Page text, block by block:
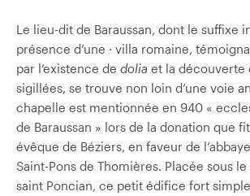
Le lieu-dit de Baraussan, dont le suffixe
présence d’une · villa romaine,
par l’existence de dolia et la découverte
sigillées, se trouve non loin d’une voie
chapelle est mentionnée en 940 «
de Baraussan » lors de la donation que
évêque de Béziers, en faveur de
Saint-Pons de Thomières. Placée sous
saint Poncian, ce petit édifice fort